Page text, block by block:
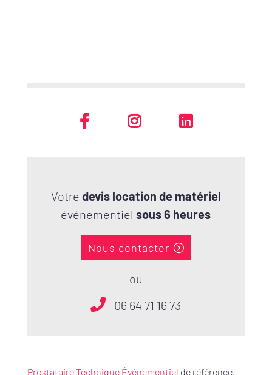
Votre devis location de matériel
événementielsous 6 heures
Nous contacter
ou
06 64 71 16 73
Prestataire Technique Événementiel de référence,